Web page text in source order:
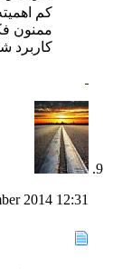
کم
کاربرد
2014 12:31